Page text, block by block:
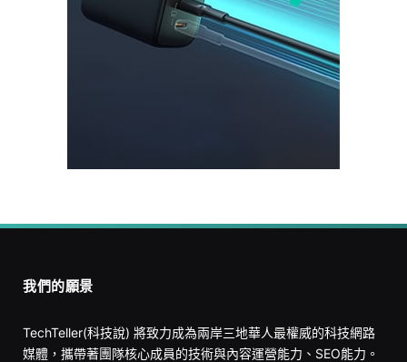
我們的願景
TechTeller(科技說) 將致力成為兩岸三地華人最權威的科技網路
媒體，攜帶著團隊核心成員的技術與內容運營能力、SEO能力。